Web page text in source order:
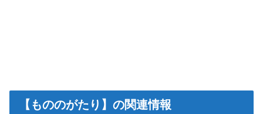
【もののがたり】の関連情報